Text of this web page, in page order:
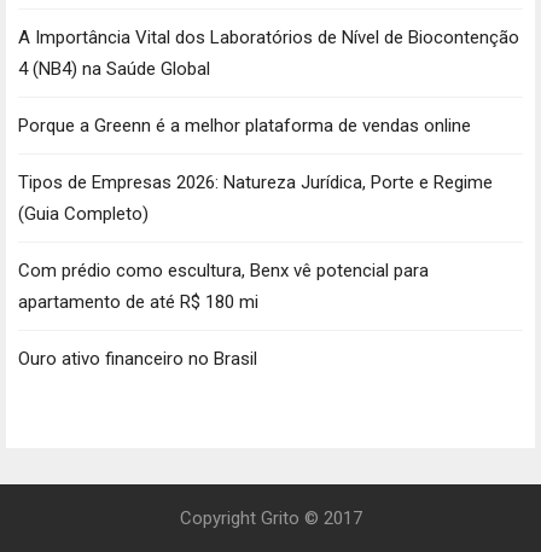
A Importância Vital dos Laboratórios de Nível de Biocontenção
4 (NB4) na Saúde Global
Porque a Greenn é a melhor plataforma de vendas online
Tipos de Empresas 2026: Natureza Jurídica, Porte e Regime
(Guia Completo)
Com prédio como escultura, Benx vê potencial para
apartamento de até R$ 180 mi
Ouro ativo financeiro no Brasil
Copyright Grito © 2017